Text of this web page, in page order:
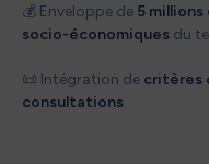
💰 Enveloppe de 5
socio-économiques du
📜 Intégration de critères
consultations